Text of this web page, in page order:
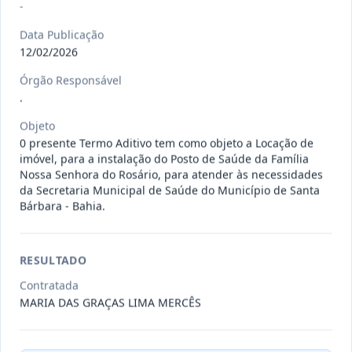
009/2026
Outros
Registro de preços para possível e
Situação: Concluído
014/2026
-
A presente Ata tem por objeto o
Registro de preços para even...
Situação : Concluído
012/2026
Prestação
Registro de preços para eventu
-
Data Publicação
12/02/2026
Órgão Responsável
.
Objeto
0 presente Termo Aditivo tem como objeto a Locação de
imóvel, para a instalação do Posto de Saúde da Família
Nossa Senhora do Rosário, para atender às necessidades
da Secretaria Municipal de Saúde do Município de Santa
Bárbara - Bahia.
RESULTADO
Contratada
MARIA DAS GRAÇAS LIMA MERCÊS